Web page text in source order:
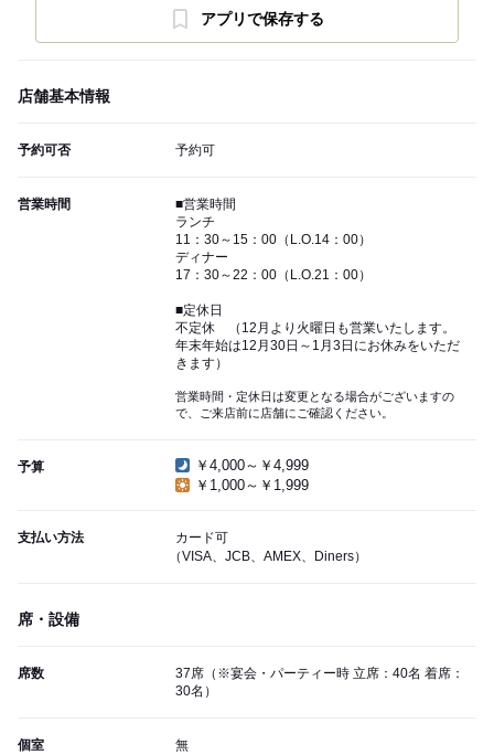
アプリで保存する
店舗基本情報
予約可否 予約可
営業時間
■営業時間
ランチ
11：30～15：00（L.O.14：00）
ディナー
17：30～22：00（L.O.21：00）
■定休日
不定休 （12月より火曜日も営業いたします。
年末年始は12月30日～1月3日にお休みをいただ
きます）
営業時間・定休日は変更となる場合がございますの
で、ご来店前に店舗にご確認ください。
予算
￥4,000～￥4,999
￥1,000～￥1,999
支払い方法
カード可
（VISA、JCB、AMEX、Diners）
席・設備
席数
37席（※宴会・パーティー時 立席：40名 着席：
30名）
個室 無